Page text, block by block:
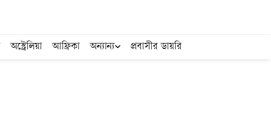
অস্ট্রেলিয়া আফ্রিকা অন্যান্য প্রবাসীর ডায়রি